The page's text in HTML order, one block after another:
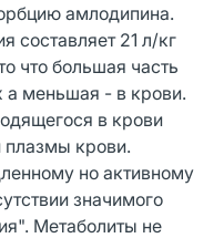
амлодипина.
составляет 21 л/кг
что большая часть
а меньшая - в крови.
в крови
плазмы крови.
но активному
значимого
Метаболиты не